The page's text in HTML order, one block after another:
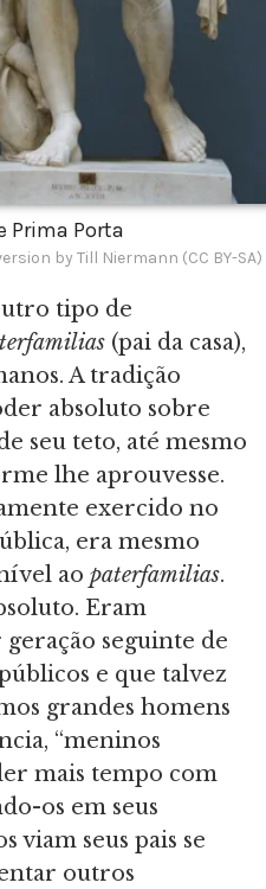
Prima Porta
by Till Niermann (CC BY-SA)
tipo de
(pai da casa),
A tradição
absoluto sobre
seu teto, até mesmo
lhe aprouvesse.
exercido no
era mesmo
ao paterfamilias.
Eram
seguinte de
e que talvez
grandes homens
“meninos
mais tempo com
os em seus
viam seus pais se
outros